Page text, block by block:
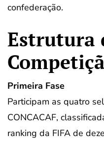
confederação.
Estrutura
Primeira Fase
Participam as quatro
CONCACAF,
ranking da FIFA de